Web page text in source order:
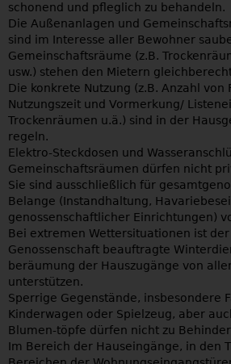
schonend und pfleglich zu behandeln.
Die Außenanlagen und
sind im Interesse aller Bewohner
Gemeinschaftsräume (z.B.
usw.) stehen den Mietern
Die konkrete Nutzung (z.B. Anzahl von
Nutzungszeit und Vormerkung/
Trockenräumen u.ä.) sind in der
regeln.
Elektro-Steckdosen und
Gemeinschaftsräumen dürfen nicht
Sie sind ausschließlich für
Belange (Instandhaltung,
genossenschaftlicher Einrichtungen)
Bei extremen Wettersituationen ist
Genossenschaft beauftragte
beräumung der Hauszugänge von
unterstützen.
Sperrige Gegenstände, insbesondere
Kinderwagen oder Spielzeug, aber
Blumen-töpfe dürfen nicht zu
Im Bereich der Hauseingänge, in den